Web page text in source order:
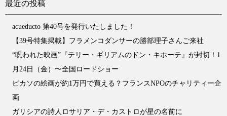
最近の投稿
acueducto 第40号を発行いたしました！
【39号特集掲載】フラメンコダンサーの勝部理子さんご来社
“呪われた映画”『テリー・ギリアムのドン・キホーテ』が封切！1
月24日（金）〜全国ロードショー
ピカソの絵画が約1万円で買える？フランスNPOのチャリティー企
画
ガリシアの詩人ロサリア・デ・カストロが星の名前に